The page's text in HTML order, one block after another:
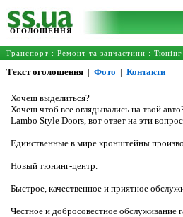
ОГОЛОШЕННЯ
Транспорт : Ремонт та запчастини : Тюнінг
Текст оголошення | Фото | Контакти
Хочеш выделиться?
Хочеш чтоб все оглядывались на твой
Lambo Style Doors, вот ответ на эти
Единственные в мире кронштейны
Новый тюнинг-центр.
Быстрое, качественное и приятное
Честное и добросовестное обслуживание